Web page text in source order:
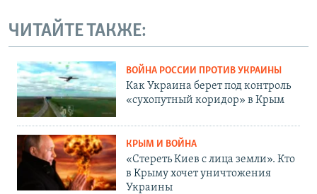
ЧИТАЙТЕ ТАКЖЕ:
ВОЙНА РОССИИ ПРОТИВ УКРАИНЫ
Как Украина берет под контроль
«сухопутный коридор» в Крым
КРЫМ И ВОЙНА
«Стереть Киев с лица земли». Кто
в Крыму хочет уничтожения
Украины